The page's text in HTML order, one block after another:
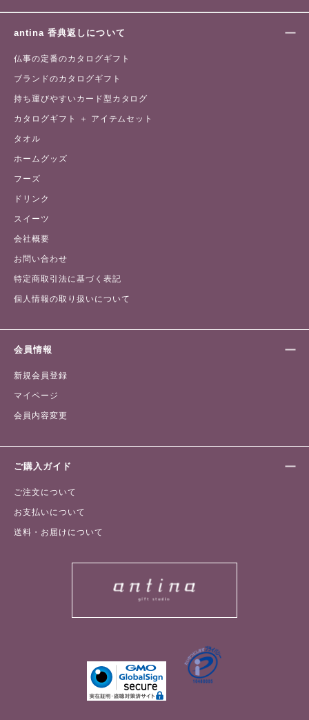
antina 香典返しについて
仏事の定番のカタログギフト
ブランドのカタログギフト
持ち運びやすいカード型カタログ
カタログギフト ＋ アイテムセット
タオル
ホームグッズ
フーズ
ドリンク
スイーツ
会社概要
お問い合わせ
特定商取引法に基づく表記
個人情報の取り扱いについて
会員情報
新規会員登録
マイページ
会員内容変更
ご購入ガイド
ご注文について
お支払いについて
送料・お届けについて